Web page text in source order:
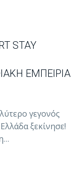
STAY
ΕΜΠΕΙΡΊΑ
γεγονός
ξεκίνησε!